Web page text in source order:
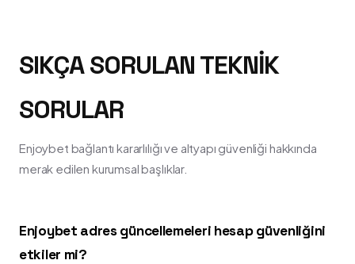
SIKÇA SORULAN TEKNIK
SORULAR
Enjoybet bağlantı kararlılığı ve altyapı güvenliği hakkında
merak edilen kurumsal başlıklar.
Enjoybet adres güncellemeleri hesap güvenliğini
etkiler mi?